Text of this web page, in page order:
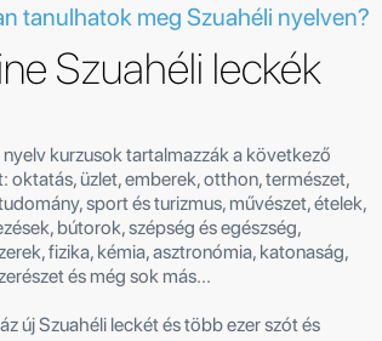
tanulhatok meg Szuahéli nyelven?
Szuahéli leckék
nyelv kurzusok tartalmazzák a következő
oktatás, üzlet, emberek, otthon, természet,
sport és turizmus, művészet, ételek,
bútorok, szépség és egészség,
fizika, kémia, asztronómia, katonaság,
és még sok más...
új Szuahéli leckét és több ezer szót és